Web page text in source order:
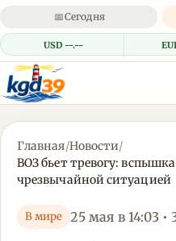
📅Сегодня
USD --.--
Главная/Новости/
ВОЗ бьет тревогу:
чрезвычайной ситуацией
В мире 25 мая в 14:03